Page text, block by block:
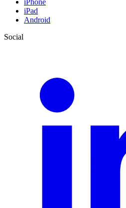
iPhone
iPad
Android
Social